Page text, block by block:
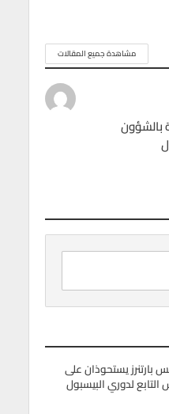
مشاهدة جميع المقالات
بارتنرز يستحوذان على
لدوري البيسبول